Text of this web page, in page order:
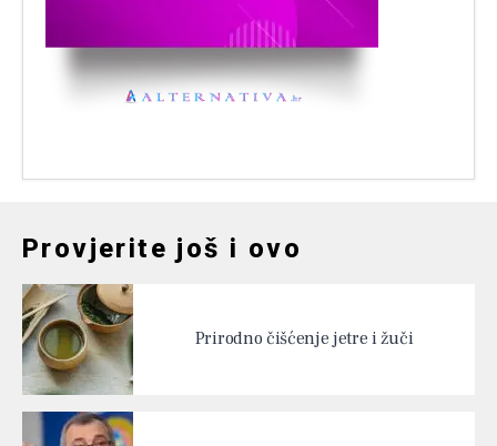
Provjerite još i ovo
Prirodno čišćenje jetre i žuči